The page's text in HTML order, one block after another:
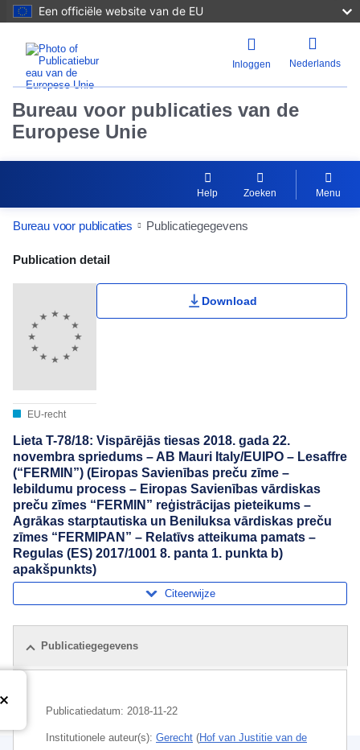
Een officiële website van de EU
Inloggen Nederlands
Bureau voor publicaties van de
Europese Unie
Help Zoeken Menu
Bureau voor publicaties Publicatiegegevens
Publication Detail Actions Portlet
Publication detail
EU-recht
Download
Lieta T-78/18: Vispārējās tiesas 2018. gada 22.
novembra spriedums – AB Mauri Italy/EUIPO – Lesaffre
(“FERMIN”) (Eiropas Savienības preču zīme –
Iebildumu process – Eiropas Savienības vārdiskas
preču zīmes “FERMIN” reģistrācijas pieteikums –
Agrākas starptautiska un Beniluksa vārdiskas preču
zīmes “FERMIPAN” – Relatīvs atteikuma pamats –
Regulas (ES) 2017/1001 8. panta 1. punkta b)
apakšpunkts)
Citeerwijze
Publicatiegegevens
Publicatiedatum: 2018-11-22
Institutionele auteur(s): Gerecht (Hof van Justitie van de